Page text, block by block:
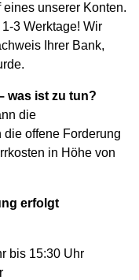
unserer Konten.
3 Werktage! Wir
Ihrer Bank,
was ist zu tun?
die
offene Forderung
in Höhe von
erfolgt
bis 15:30 Uhr